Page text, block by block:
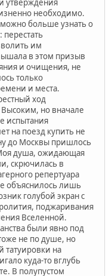
утверждения
необходимо.
больше узнать о
им
в этом призыв
и очищения, не
только
и места.
ход
но вначале
испытания
на поезд купить не
до Москвы пришлось
душа, ожидающая
скрючилась в
репертуара
объяснилось лишь
голубой экран с
поджаривания
Вселенной.
были явно под
не по душе, но
татуировки на
куда-то вглубь
В полупустом